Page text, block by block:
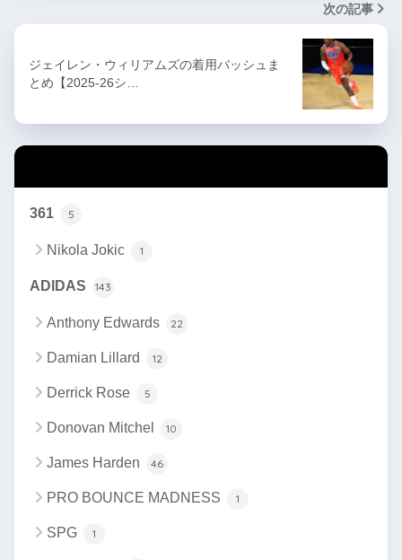
次の記事
ジェイレン・ウィリアムズの着用バッシュま
とめ【2025-26シ…
361 5
Nikola Jokic 1
ADIDAS 143
Anthony Edwards 22
Damian Lillard 12
Derrick Rose 5
Donovan Mitchel 10
James Harden 46
PRO BOUNCE MADNESS 1
SPG 1